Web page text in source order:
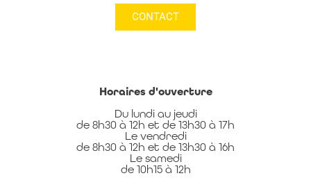
CONTACT
Horaires d'ouverture
Du lundi au jeudi
de 8h30 à 12h et de 13h30 à 17h
Le vendredi
de 8h30 à 12h et de 13h30 à 16h
Le samedi
de 10h15 à 12h